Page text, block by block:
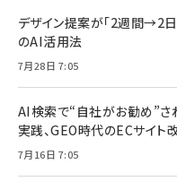
デザイン提案が「2週間→2
のAI活用法
7月28日 7:05
AI検索で“自社がお勧め”さ
実践、GEO時代のECサイト
7月16日 7:05